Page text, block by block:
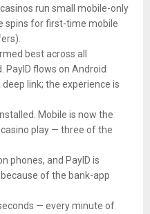
run small mobile-only
spins for first-time mobile
best across all
PayID flows on Android
link; the experience is
Mobile is now the
play — three of the
phones, and PayID is
of the bank-app
— every minute of